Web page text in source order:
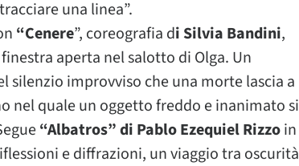
una linea”.
“Cenere”, coreografia di Silvia Bandini,
aperta nel salotto di Olga. Un
silenzio improvviso che una morte lascia a
nel quale un oggetto freddo e inanimato si
“Albatros” di Pablo Ezequiel Rizzoin
e diffrazioni, un viaggio tra oscurità